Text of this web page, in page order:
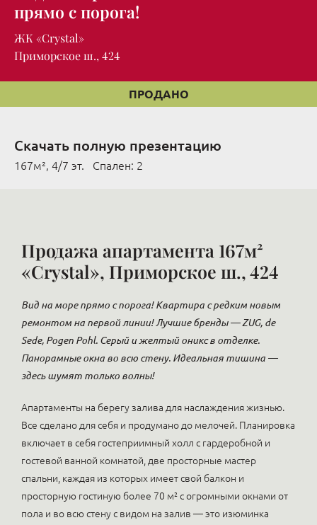
прямо с порога!
ЖК «Crystal»
Приморское ш., 424
ПРОДАНО
Скачать полную презентацию
167м², 4/7 эт. Cпален: 2
Продажа апартамента 167м²
«Crystal», Приморское ш., 424
Вид на море прямо с порога! Квартира с редким новым
ремонтом на первой линии! Лучшие бренды — ZUG, de
Sede, Pogen Pohl. Серый и желтый оникс в отделке.
Панорамные окна во всю стену. Идеальная тишина —
здесь шумят только волны!
Апартаменты на берегу залива для наслаждения жизнью.
Все сделано для себя и продумано до мелочей. Планировка
включает в себя гостеприимный холл с гардеробной и
гостевой ванной комнатой, две просторные мастер
спальни, каждая из которых имеет свой балкон и
просторную гостиную более 70 м² с огромными окнами от
пола и во всю стену с видом на залив — это изюминка